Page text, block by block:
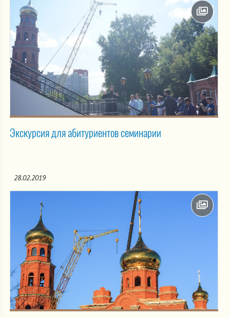
Экскурсия для абитуриентов семинарии
28.02.2019